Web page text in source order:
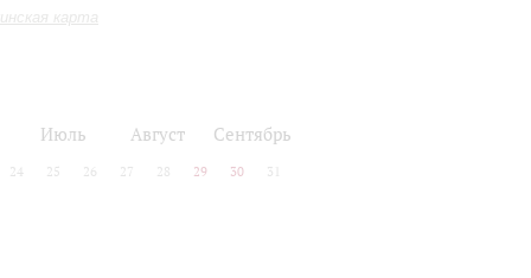
карта
Июль Август Сентябрь
24 25 26 27 28 29 30 31